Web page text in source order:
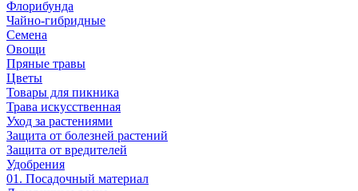
Флорибунда
Чайно-гибридные
Семена
Овощи
Пряные травы
Цветы
Товары для пикника
Трава искусственная
Уход за растениями
Защита от болезней растений
Защита от вредителей
Удобрения
01. Посадочный материал